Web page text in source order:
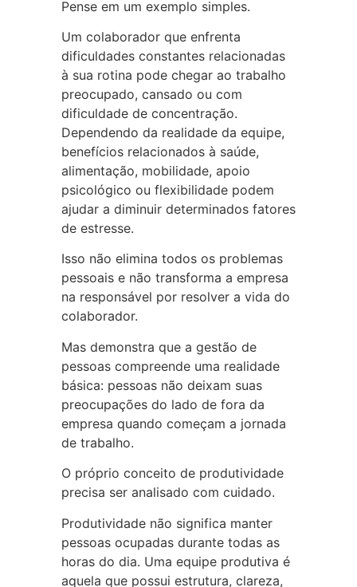
Pense em um exemplo simples.
Um colaborador que enfrenta
dificuldades constantes relacionadas
à sua rotina pode chegar ao trabalho
preocupado, cansado ou com
dificuldade de concentração.
Dependendo da realidade da equipe,
benefícios relacionados à saúde,
alimentação, mobilidade, apoio
psicológico ou flexibilidade podem
ajudar a diminuir determinados fatores
de estresse.
Isso não elimina todos os problemas
pessoais e não transforma a empresa
na responsável por resolver a vida do
colaborador.
Mas demonstra que a gestão de
pessoas compreende uma realidade
básica: pessoas não deixam suas
preocupações do lado de fora da
empresa quando começam a jornada
de trabalho.
O próprio conceito de produtividade
precisa ser analisado com cuidado.
Produtividade não significa manter
pessoas ocupadas durante todas as
horas do dia. Uma equipe produtiva é
aquela que possui estrutura, clareza,